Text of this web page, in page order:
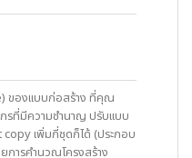
ของแบบก่อสร้าง ที่คุณ
รที่มีความชำนาญ ปรับแบบ
copy เพิ่มกี่ชุดก็ได้ (ประกอบ
การคำนวณโครงสร้าง